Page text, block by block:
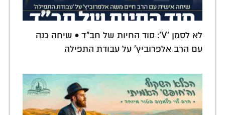
לא לסמן 'V': סוד החיות של חב"ד • שיחה כנה
עם הרב אלפרוביץ' על עבודת התפילה